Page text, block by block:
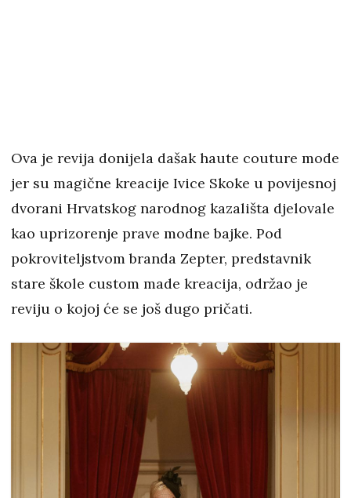
Ova je revija donijela dašak haute couture mode
jer su magične kreacije Ivice Skoke u povijesnoj
dvorani Hrvatskog narodnog kazališta djelovale
kao uprizorenje prave modne bajke. Pod
pokroviteljstvom branda Zepter, predstavnik
stare škole custom made kreacija, održao je
reviju o kojoj će se još dugo pričati.